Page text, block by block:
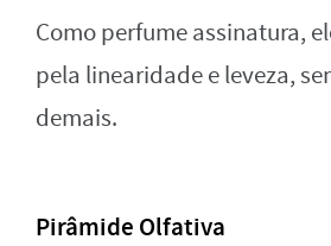
Como perfume assinatura,
pela linearidade e leveza,
demais.
Pirâmide Olfativa